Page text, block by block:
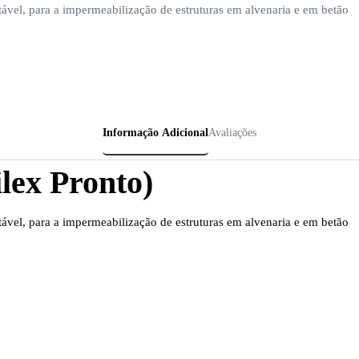
para a impermeabilização de estruturas em alvenaria e em betão
Informação AdicionalAvaliações
Pronto)
para a impermeabilização de estruturas em alvenaria e em betão